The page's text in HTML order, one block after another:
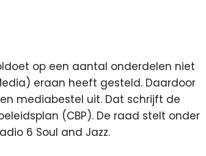
op een aantal onderdelen niet
eraan heeft gesteld. Daardoor
mediabestel uit. Dat schrijft de
(CBP). De raad stelt onder
6 Soul and Jazz.